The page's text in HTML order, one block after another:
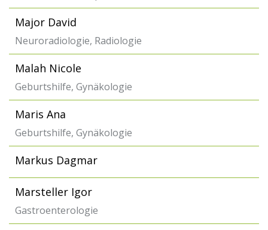
Major David
Neuroradiologie, Radiologie
Malah Nicole
Geburtshilfe, Gynäkologie
Maris Ana
Geburtshilfe, Gynäkologie
Markus Dagmar
Marsteller Igor
Gastroenterologie